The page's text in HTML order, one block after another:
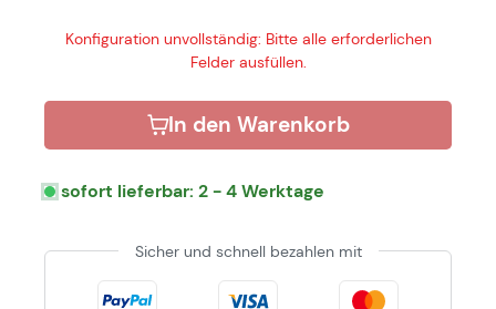
Konfiguration unvollständig: Bitte alle erforderlichen
Felder ausfüllen.
In den Warenkorb
sofort lieferbar: 2 - 4 Werktage
Sicher und schnell bezahlen mit